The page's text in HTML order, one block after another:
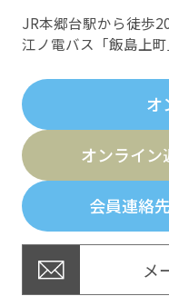
JR本郷台駅から徒歩
江ノ電バス「飯島上
オ
オンライン
会員連絡
メ